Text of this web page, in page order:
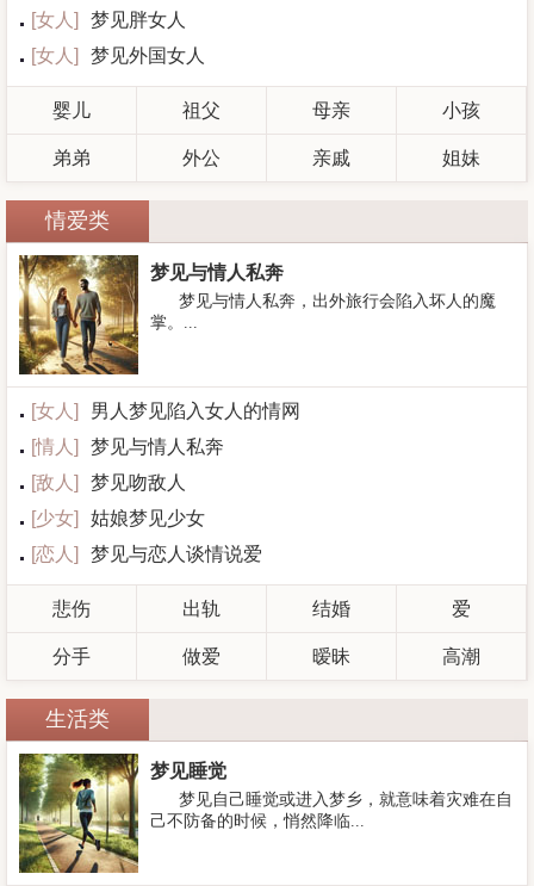
[女人 ]
梦见胖女人
[女人 ] 梦见外国女人
婴儿 祖父 母亲 小孩
弟弟 外公 亲戚 姐妹
情爱类
梦见与情人私奔
梦见与情人私奔，出外旅行会陷入坏人的魔
掌。...
[女人 ]
男人梦见陷入女人的情网
[情人 ]
梦见与情人私奔
[敌人 ]
梦见吻敌人
[少女]
姑娘梦见少女
[恋人 ] 梦见与恋人谈情说爱
悲伤 出轨 结婚 爱
分手 做爱 暧昧 高潮
生活类
梦见睡觉
梦见自己睡觉或进入梦乡，就意味着灾难在自
己不防备的时候，悄然降临...